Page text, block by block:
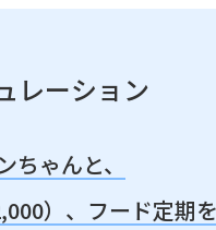
レーション
ちゃんと、
）、 フード定期